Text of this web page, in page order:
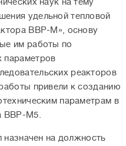
удельной тепловой
ВВР-М», основу
им работы по
параметров
реакторов
привели к созданию
параметрам в
ВВР-М5.
на должность